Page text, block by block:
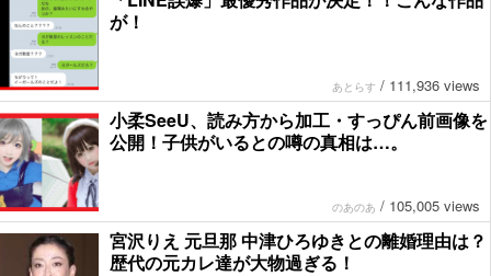
が！
あとらす / 111,936 views
小柔SeeU、読み方から加工・すっぴん前画像を
公開！子供がいるとの噂の真相は…。
のあのあ / 105,005 views
宮沢りえ 元旦那 中津ひろゆきとの離婚理由は？
歴代の元カレ達が大物過ぎる！